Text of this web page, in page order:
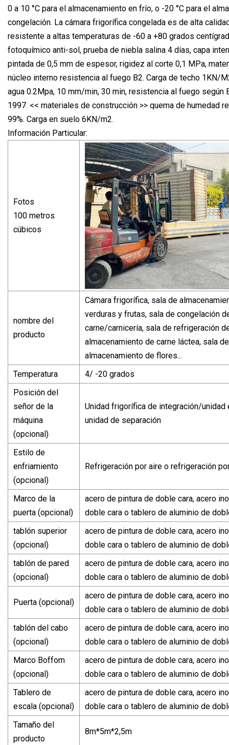
0 a 10 °C para el almacenamiento en frío, o -20 °C para el
congelación. La cámara frigorífica congelada es de alta
resistente a altas temperaturas de -60 a +80 grados
fotoquímico anti-sol, prueba de niebla salina 4 días, capa
pintada de 0,5 mm de espesor, rigidez al corte 0,1 MPa,
núcleo interno resistencia al fuego B2. Carga de techo 1KN/
agua 0.2Mpa, 10 mm/min, 30 min, resistencia al fuego según
1997. << materiales de construcción >> quema de humedad
99%. Carga en suelo 6KN/m2.
Información Particular:
Fotos
100 metros
cúbicos
nombre del
producto
Cámara frigorífica, sala de
verduras y frutas, sala de congelación
carne/carnicería, sala de refrigeración
almacenamiento de carne láctea, sala de
almacenamiento de flores...
Temperatura
4/ -20 grados
Posición del
señor de la
máquina
(opcional)
Unidad frigorífica de integración/unidad
unidad de separación
Estilo de
enfriamiento
(opcional)
Refrigeración por aire o refrigeración
Marco de la
puerta (opcional)
acero de pintura de doble cara, acero
doble cara o tablero de aluminio de
tablón superior
(opcional)
acero de pintura de doble cara, acero
doble cara o tablero de aluminio de
tablón de pared
(opcional)
acero de pintura de doble cara, acero
doble cara o tablero de aluminio de
Puerta (opcional)
acero de pintura de doble cara, acero
doble cara o tablero de aluminio de
tablón del cabo
(opcional)
acero de pintura de doble cara, acero
doble cara o tablero de aluminio de
Marco Boffom
(opcional)
acero de pintura de doble cara, acero
doble cara o tablero de aluminio de
Tablero de
escala (opcional)
acero de pintura de doble cara, acero
doble cara o tablero de aluminio de
Tamaño del
producto
8m*5m*2,5m